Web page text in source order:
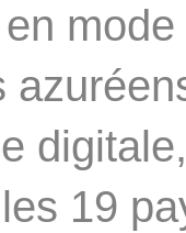
19